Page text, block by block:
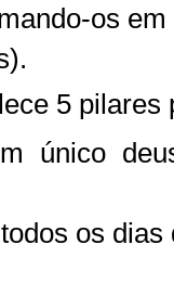
os
5
único
os